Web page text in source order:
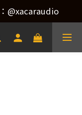
@xacaraudio
@xacaraudio
！
@xacaraudio